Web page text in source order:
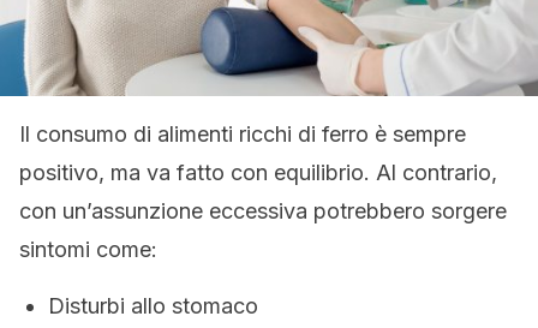
Il consumo di alimenti ricchi di ferro è sempre
positivo, ma va fatto con equilibrio. Al contrario,
con un’assunzione eccessiva potrebbero sorgere
sintomi come:
Disturbi allo stomaco